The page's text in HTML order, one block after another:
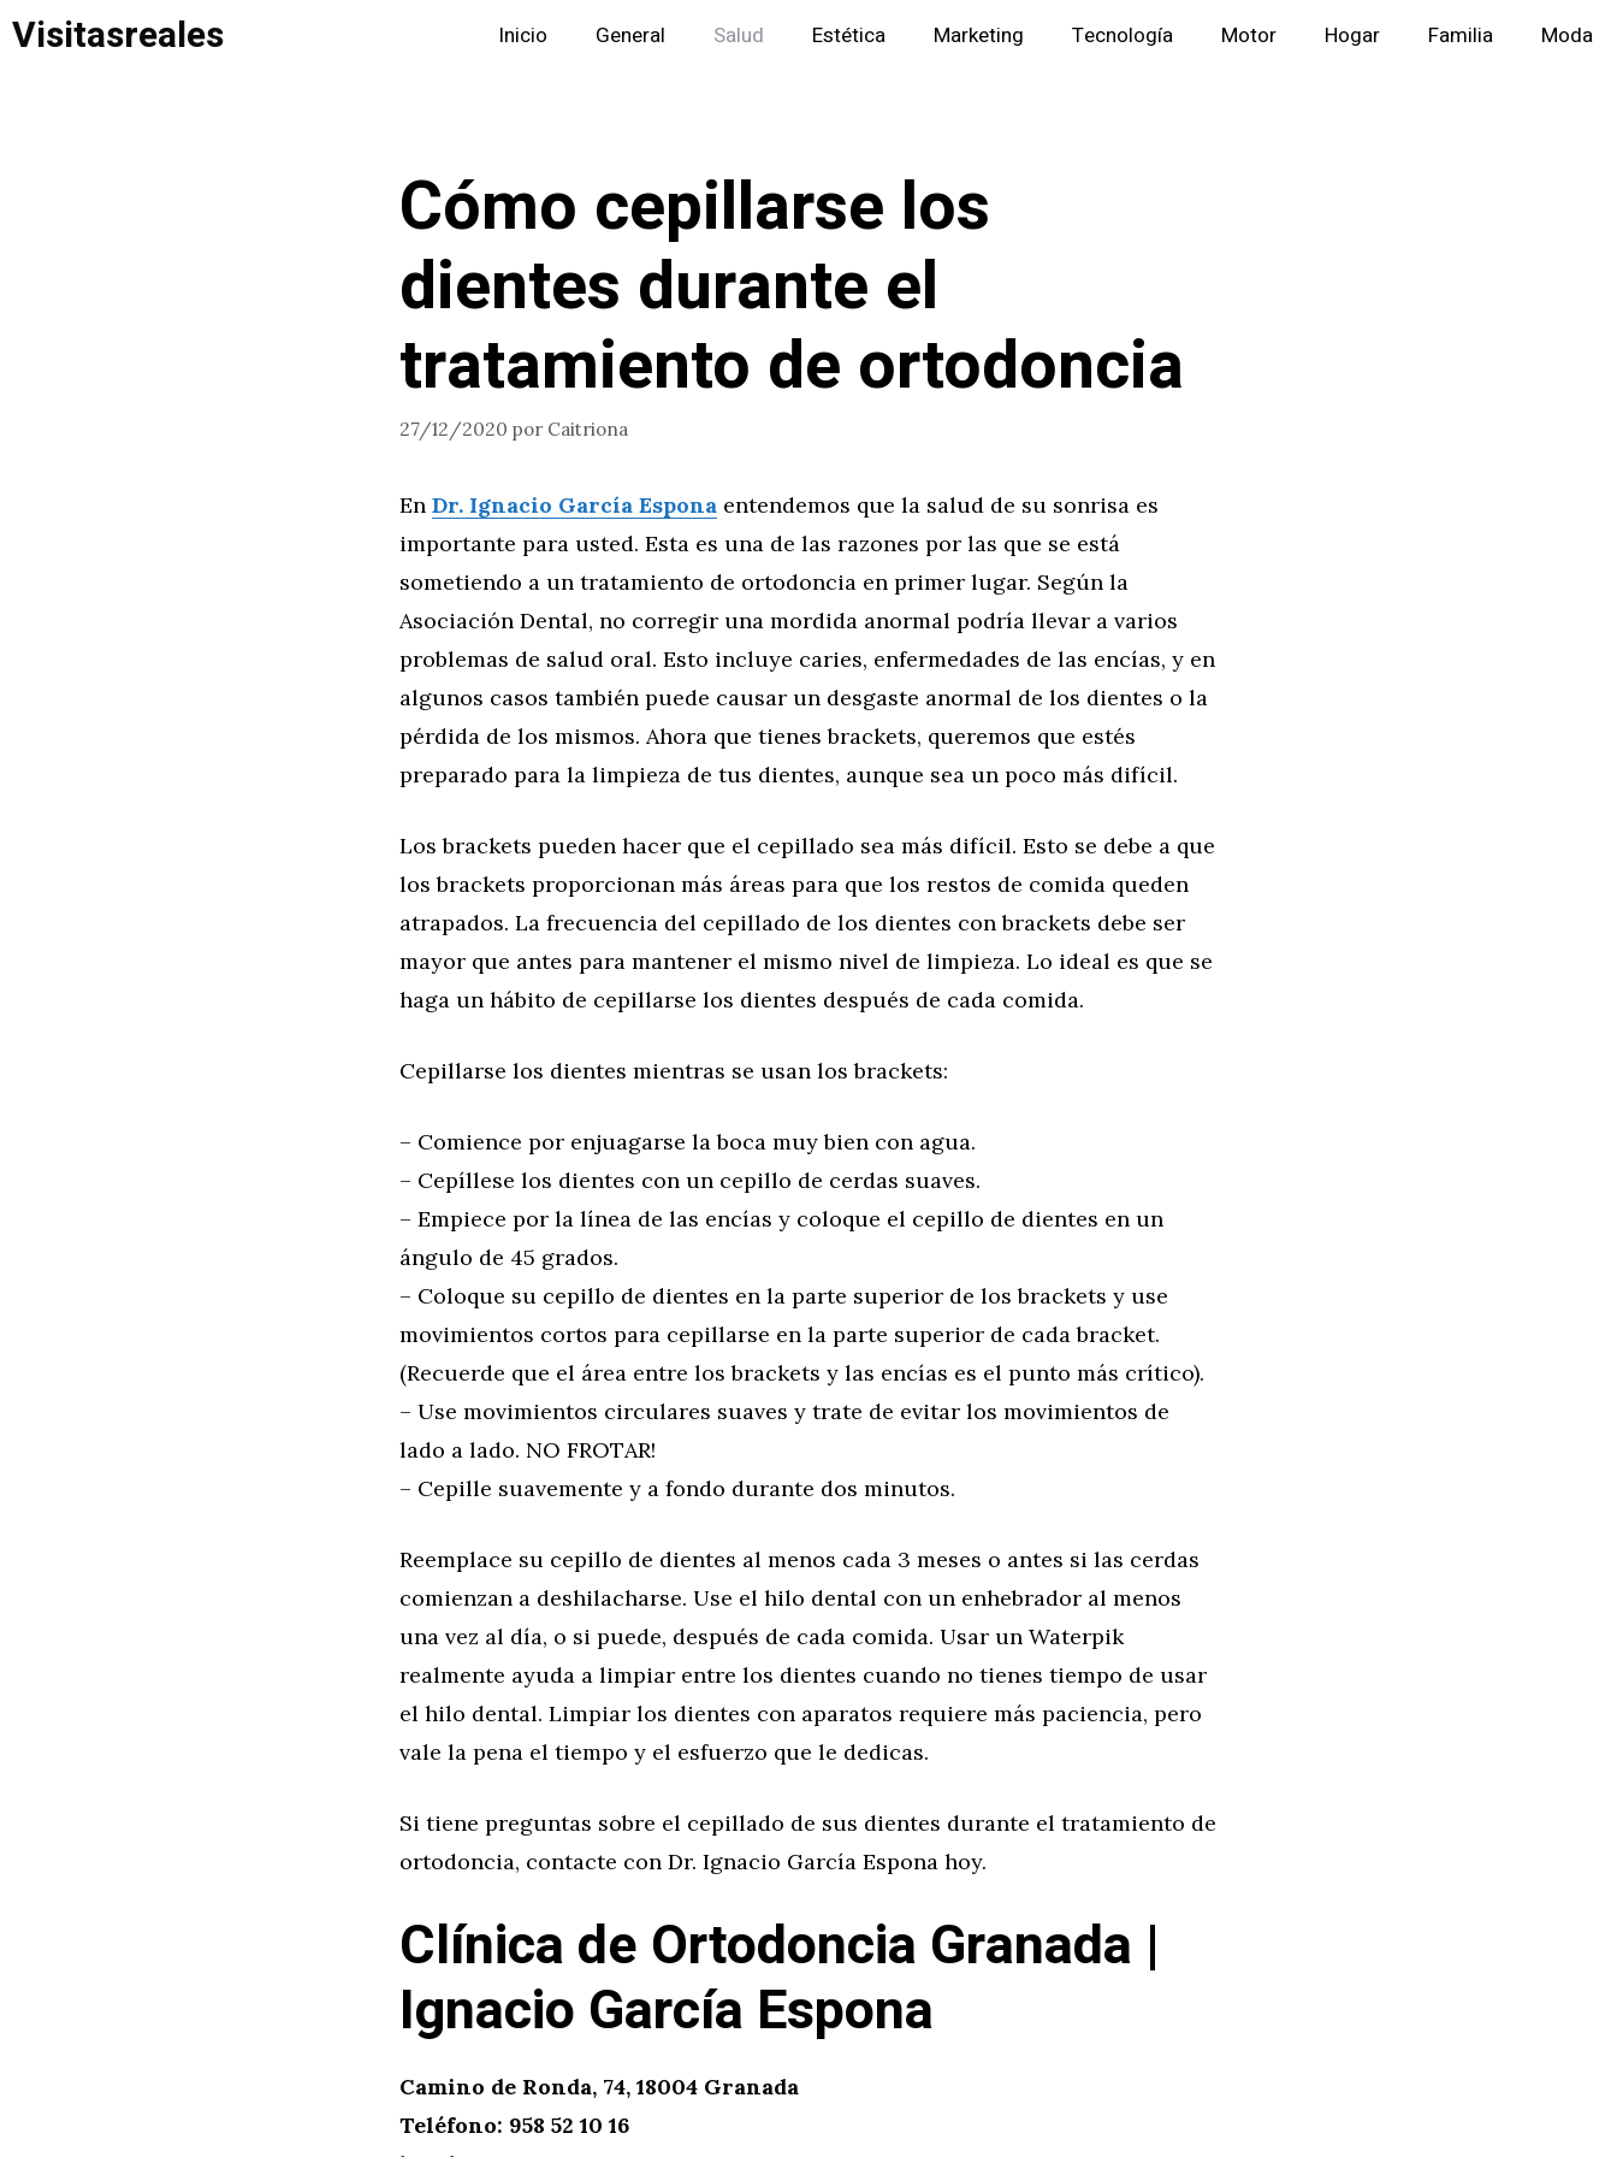
Saltar
Visitasreales Inicio General Salud Estética Marketing Tecnología Motor Hogar Familia Moda
Cómo cepillarse los
dientes durante el
tratamiento de ortodoncia
27/12/2020 por Caitriona
En Dr. Ignacio García Espona entendemos que la salud de su sonrisa es
importante para usted. Esta es una de las razones por las que se está
sometiendo a un tratamiento de ortodoncia en primer lugar. Según la
Asociación Dental, no corregir una mordida anormal podría llevar a varios
problemas de salud oral. Esto incluye caries, enfermedades de las encías, y en
algunos casos también puede causar un desgaste anormal de los dientes o la
pérdida de los mismos. Ahora que tienes brackets, queremos que estés
preparado para la limpieza de tus dientes, aunque sea un poco más difícil.
Los brackets pueden hacer que el cepillado sea más difícil. Esto se debe a que
los brackets proporcionan más áreas para que los restos de comida queden
atrapados. La frecuencia del cepillado de los dientes con brackets debe ser
mayor que antes para mantener el mismo nivel de limpieza. Lo ideal es que se
haga un hábito de cepillarse los dientes después de cada comida.
Cepillarse los dientes mientras se usan los brackets:
– Comience por enjuagarse la boca muy bien con agua.
– Cepíllese los dientes con un cepillo de cerdas suaves.
– Empiece por la línea de las encías y coloque el cepillo de dientes en un
ángulo de 45 grados.
– Coloque su cepillo de dientes en la parte superior de los brackets y use
movimientos cortos para cepillarse en la parte superior de cada bracket.
(Recuerde que el área entre los brackets y las encías es el punto más crítico).
– Use movimientos circulares suaves y trate de evitar los movimientos de
lado a lado. NO FROTAR!
– Cepille suavemente y a fondo durante dos minutos.
Reemplace su cepillo de dientes al menos cada 3 meses o antes si las cerdas
comienzan a deshilacharse. Use el hilo dental con un enhebrador al menos
una vez al día, o si puede, después de cada comida. Usar un Waterpik
realmente ayuda a limpiar entre los dientes cuando no tienes tiempo de usar
el hilo dental. Limpiar los dientes con aparatos requiere más paciencia, pero
vale la pena el tiempo y el esfuerzo que le dedicas.
Si tiene preguntas sobre el cepillado de sus dientes durante el tratamiento de
ortodoncia, contacte con Dr. Ignacio García Espona hoy.
Clínica de Ortodoncia Granada |
Ignacio García Espona
Camino de Ronda, 74, 18004 Granada
Teléfono: 958 52 10 16